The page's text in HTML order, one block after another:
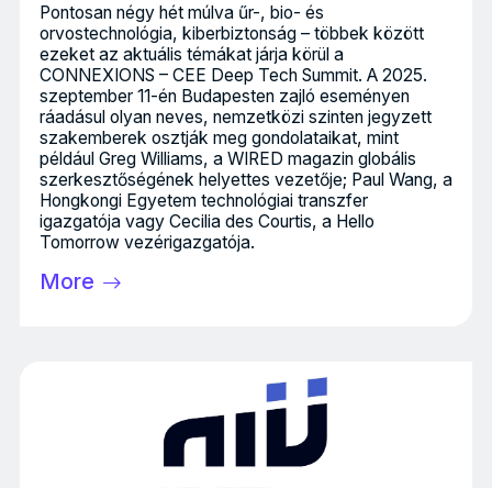
Pontosan négy hét múlva űr-, bio- és
orvostechnológia, kiberbiztonság – többek között
ezeket az aktuális témákat járja körül a
CONNEXIONS – CEE Deep Tech Summit. A 2025.
szeptember 11-én Budapesten zajló eseményen
ráadásul olyan neves, nemzetközi szinten jegyzett
szakemberek osztják meg gondolataikat, mint
például Greg Williams, a WIRED magazin globális
szerkesztőségének helyettes vezetője; Paul Wang, a
Hongkongi Egyetem technológiai transzfer
igazgatója vagy Cecilia des Courtis, a Hello
Tomorrow vezérigazgatója.
More